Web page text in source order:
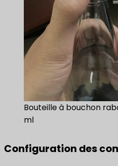
Bouteille à bouchon
ml
Configuration des